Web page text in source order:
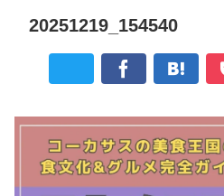
20251219_154540